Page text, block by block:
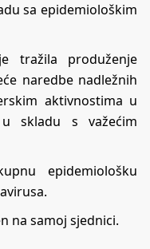
sa epidemiološkim
tražila produženje
naredbe nadležnih
aktivnostima u
skladu s važećim
epidemiološku
na samoj sjednici.